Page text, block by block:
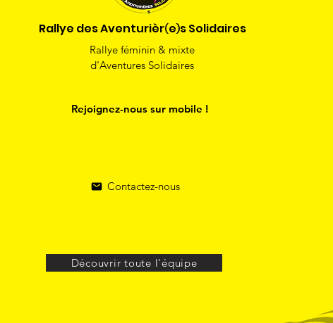
Rallye des Aventurièr(e)s Solidaires
Rallye féminin & mixte
d'Aventures Solidaires
Rejoignez-nous sur mobile !
Contactez-nous
Découvrir toute l'équipe